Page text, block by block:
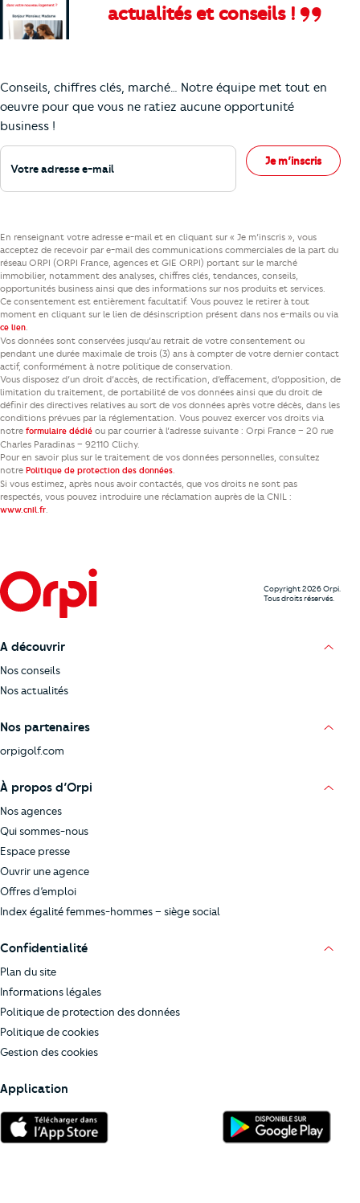
actualités et conseils !
Conseils, chiffres clés, marché… Notre équipe met tout en
oeuvre pour que vous ne ratiez aucune opportunité
business !
Votre adresse e-mail
Je m’inscris
En renseignant votre adresse e-mail et en cliquant sur « Je m’inscris », vous
acceptez de recevoir par e-mail des communications commerciales de la part du
réseau ORPI (ORPI France, agences et GIE ORPI) portant sur le marché
immobilier, notamment des analyses, chiffres clés, tendances, conseils,
opportunités business ainsi que des informations sur nos produits et services.
Ce consentement est entièrement facultatif. Vous pouvez le retirer à tout
moment en cliquant sur le lien de désinscription présent dans nos e-mails ou via
ce lien.
Vos données sont conservées jusqu’au retrait de votre consentement ou
pendant une durée maximale de trois (3) ans à compter de votre dernier contact
actif, conformément à notre politique de conservation.
Vous disposez d’un droit d’accès, de rectification, d’effacement, d’opposition, de
limitation du traitement, de portabilité de vos données ainsi que du droit de
définir des directives relatives au sort de vos données après votre décès, dans les
conditions prévues par la réglementation. Vous pouvez exercer vos droits via
notre formulaire dédié ou par courrier à l’adresse suivante : Orpi France – 20 rue
Charles Paradinas – 92110 Clichy.
Pour en savoir plus sur le traitement de vos données personnelles, consultez
notre Politique de protection des données.
Si vous estimez, après nous avoir contactés, que vos droits ne sont pas
respectés, vous pouvez introduire une réclamation auprès de la CNIL :
www.cnil.fr.
Copyright 2026 Orpi.
Tous droits réservés.
A découvrir
Nos conseils
Nos actualités
Nos partenaires
orpigolf.com
À propos d’Orpi
Nos agences
Qui sommes-nous
Espace presse
Ouvrir une agence
Offres d’emploi
Index égalité femmes-hommes – siège social
Confidentialité
Plan du site
Informations légales
Politique de protection des données
Politique de cookies
Gestion des cookies
Application